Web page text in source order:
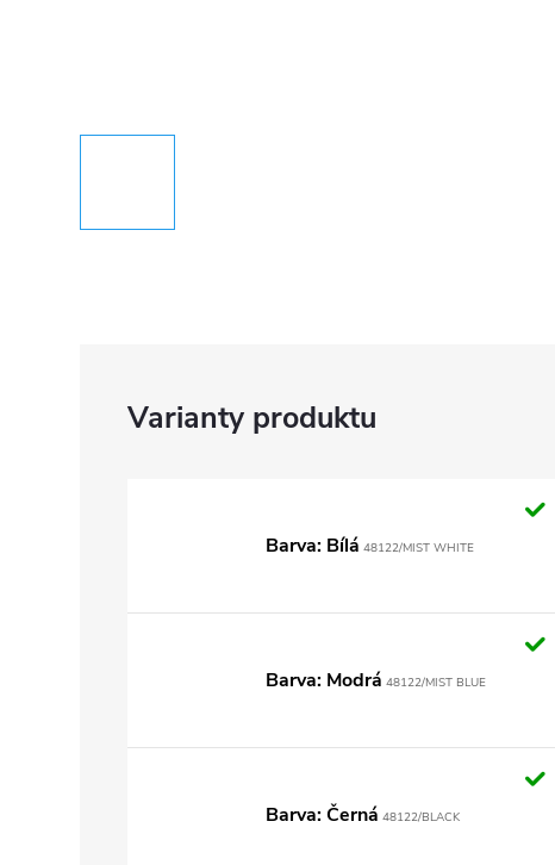
Barva: Bílá 48122/MIST WHITE
Barva: Modrá 48122/MIST BLUE
Barva: Černá 48122/BLACK